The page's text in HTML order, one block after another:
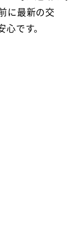
に最新の交
です。